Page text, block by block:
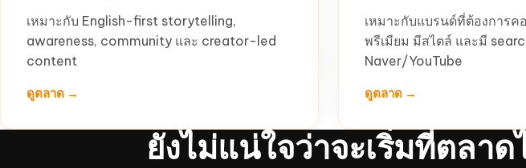
เหมาะกับ English-first storytelling,
awareness, community และ creator-led
content
ดูตลาด →
เหมาะกับแบรนด์ที่ต้องการค
พรีเมียม มีสไตล์ และมี
Naver/YouTube
ดูตลาด →
ยังไม่แน่ใจว่าจะเริ่มที่ตลา